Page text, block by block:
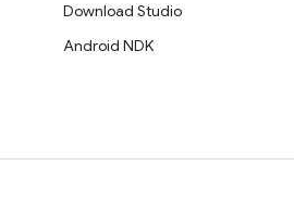
Download Studio
Android NDK